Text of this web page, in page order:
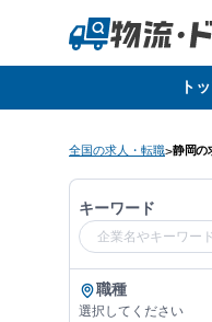
ト
全国の求人・転職>静岡の
キーワード
職種
選択してください